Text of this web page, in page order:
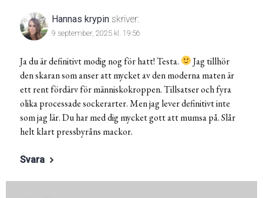
Hannas krypin skriver:
9 september, 2025 kl. 19:56
Ja du är definitivt modig nog för hatt! Testa.
Jag tillhör
den skaran som anser att mycket av den moderna maten är
ett rent fördärv för människokroppen. Tillsatser och fyra
olika processade sockerarter. Men jag lever definitivt inte
som jag lär. Du har med dig mycket gott att mumsa på. Slår
helt klart pressbyråns mackor.
Svara